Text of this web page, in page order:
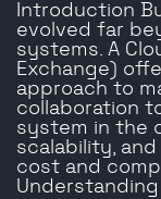
Introduction
evolved far
systems. A
Exchange)
approach to
collaboration
system in the
scalability,
cost and
Understanding